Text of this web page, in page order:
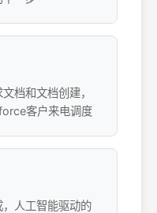
档和文档创建，
客户来电调度
人工智能驱动的